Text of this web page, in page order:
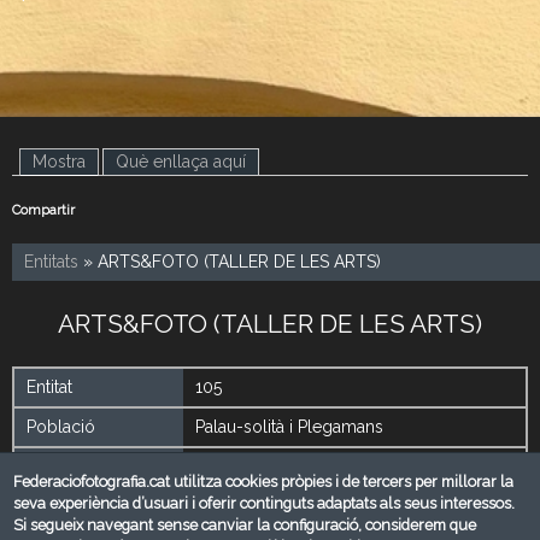
Mostra (pestanya activa)
Què enllaça aquí
Compartir
Entitats » ARTS&FOTO (TALLER DE LES ARTS)
ARTS&FOTO (TALLER DE LES ARTS)
Entitat 105
Població Palau-solità i Plegamans
President Pedro Mohedano
Federaciofotografia.cat utilitza cookies pròpies i de tercers per millorar la
seva experiència d’usuari i oferir continguts adaptats als seus interessos.
Si segueix navegant sense canviar la configuració, considerem que